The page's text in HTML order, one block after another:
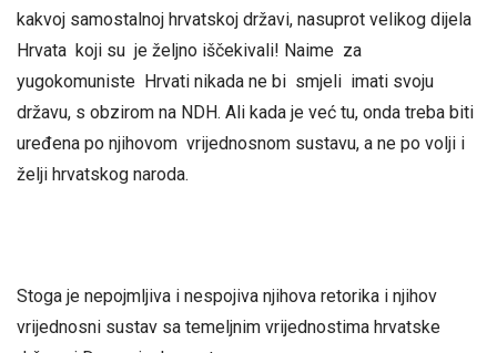
kakvoj samostalnoj hrvatskoj državi, nasuprot velikog dijela
Hrvata koji su je željno iščekivali! Naime za
yugokomuniste Hrvati nikada ne bi smjeli imati svoju
državu, s obzirom na NDH. Ali kada je već tu, onda treba biti
uređena po njihovom vrijednosnom sustavu, a ne po volji i
želji hrvatskog naroda.
Stoga je nepojmljiva i nespojiva njihova retorika i njihov
vrijednosni sustav sa temeljnim vrijednostima hrvatske